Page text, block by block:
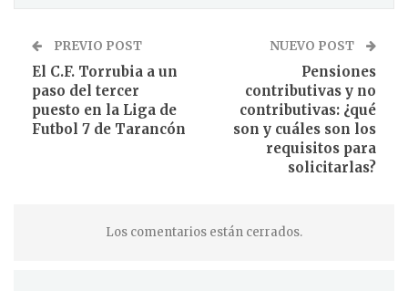
PREVIO POST
El C.F. Torrubia a un
paso del tercer
puesto en la Liga de
Futbol 7 de Tarancón
NUEVO POST
Pensiones
contributivas y no
contributivas: ¿qué
son y cuáles son los
requisitos para
solicitarlas?
Los comentarios están cerrados.